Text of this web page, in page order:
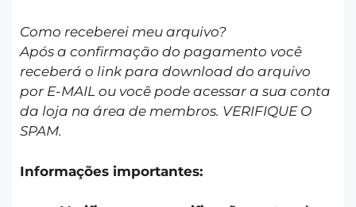
Como receberei meu arquivo?
Após a confirmação do pagamento você
receberá o link para download do arquivo
por E-MAIL ou você pode acessar a sua conta
da loja na área de membros. VERIFIQUE O
SPAM.
Informações importantes: